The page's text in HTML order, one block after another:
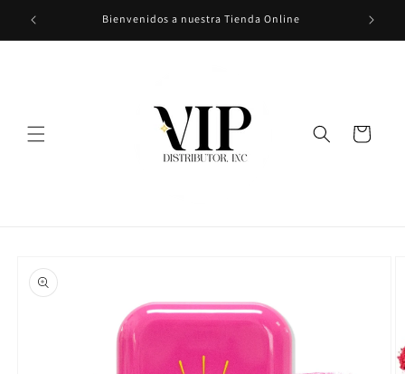
directamente
al contenido
Bienvenidos a nuestra Tienda Online
Carrito
a la
información